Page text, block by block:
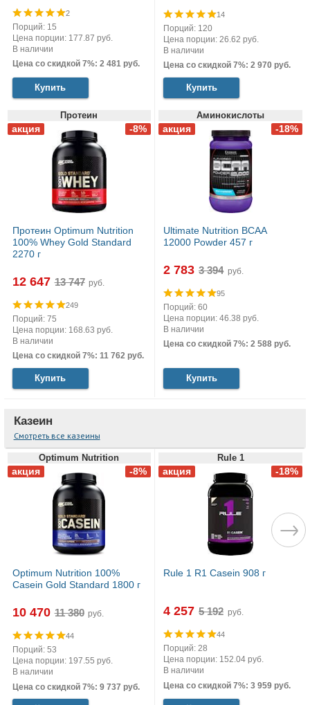
2
Порций: 15
Цена порции: 177.87 руб.
В наличии
Цена со скидкой 7%: 2 481 руб.
Купить
14
Порций: 120
Цена порции: 26.62 руб.
В наличии
Цена со скидкой 7%: 2 970 руб.
Купить
Протеин
Протеин Optimum Nutrition
100% Whey Gold Standard
2270 г
12 647 руб.
249
Порций: 75
Цена порции: 168.63 руб.
В наличии
Цена со скидкой 7%: 11 762 руб.
Купить
Аминокислоты
Ultimate Nutrition BCAA
12000 Powder 457 г
2 783 руб.
95
Порций: 60
Цена порции: 46.38 руб.
В наличии
Цена со скидкой 7%: 2 588 руб.
Купить
Казеин
Смотреть все казеины
Optimum Nutrition
Optimum Nutrition 100%
Casein Gold Standard 1800 г
10 470 руб.
44
Порций: 53
Цена порции: 197.55 руб.
В наличии
Цена со скидкой 7%: 9 737 руб.
Rule 1
Rule 1 R1 Casein 908 г
4 257 руб.
44
Порций: 28
Цена порции: 152.04 руб.
В наличии
Цена со скидкой 7%: 3 959 руб.